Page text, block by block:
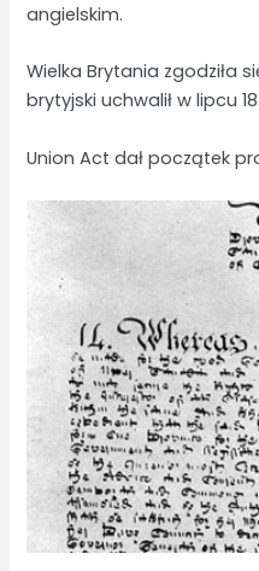
angielskim.
Wielka Brytania zgodziła
brytyjski uchwalił w lipcu
Union Act dał początek